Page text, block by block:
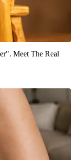
Meet The Real